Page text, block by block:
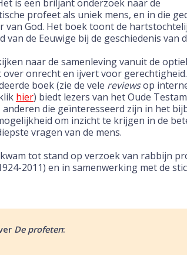
is een briljant onderzoek naar de
profeet als uniek mens, en in die
van God. Het boek toont de
van de Eeuwige bij de geschiedenis van
naar de samenleving vanuit de
over onrecht en ijvert voor
boek (zie de vele reviewsop
hier) biedt lezers van het Oude
die geïnteresseerd zijn in het
om inzicht te krijgen in de
vragen van de mens.
tot stand op verzoek van rabbijn
2011) en in samenwerking met de
De profeten: